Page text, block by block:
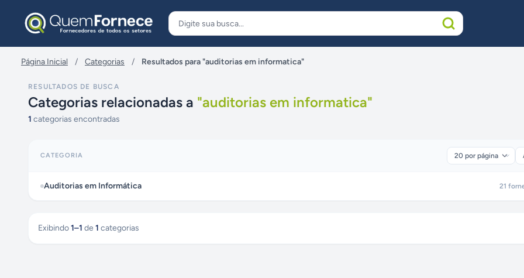
Página Inicial / Categorias / Resultados para "auditorias em informatica"
RESULTADOS DE BUSCA
Categorias relacionadas a "auditorias em informatica"
1 categorias encontradas
CATEGORIA
Auditorias em Informática 21
Exibindo1–1 de 1 categorias